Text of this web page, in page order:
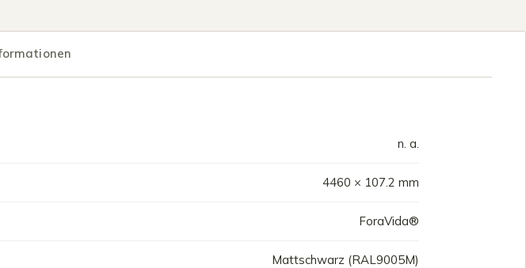
n. a.
4460 × 107.2 mm
ForaVida®
Mattschwarz (RAL9005M)